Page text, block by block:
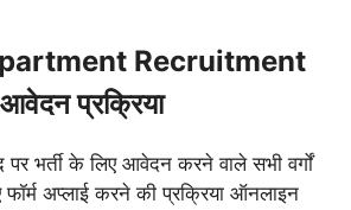
Recruitment
आवेदन प्रक्रिया
पर भर्ती के लिए आवेदन करने वाले सभी वर्गों
फॉर्म अप्लाई करने की प्रक्रिया ऑनलाइन